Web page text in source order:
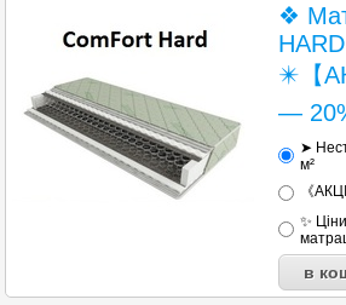
❖
✴️【
—
➤
м²
《
✨